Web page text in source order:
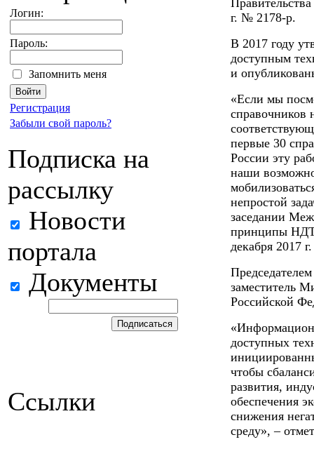
Логин:
Пароль:
Запомнить меня
Регистрация
Забыли свой пароль?
Подписка на
рассылку
Новости
портала
Документы
Ссылки
г. № 2178-р.
В 2017 году
доступным
и
«Если мы
справочников
первые 30
России эту
наши
непростой
заседании
принципы НДТ
декабря 2017 г.
заместитель
Российской
доступных
чтобы
развития,
обеспечения
снижения
среду», –